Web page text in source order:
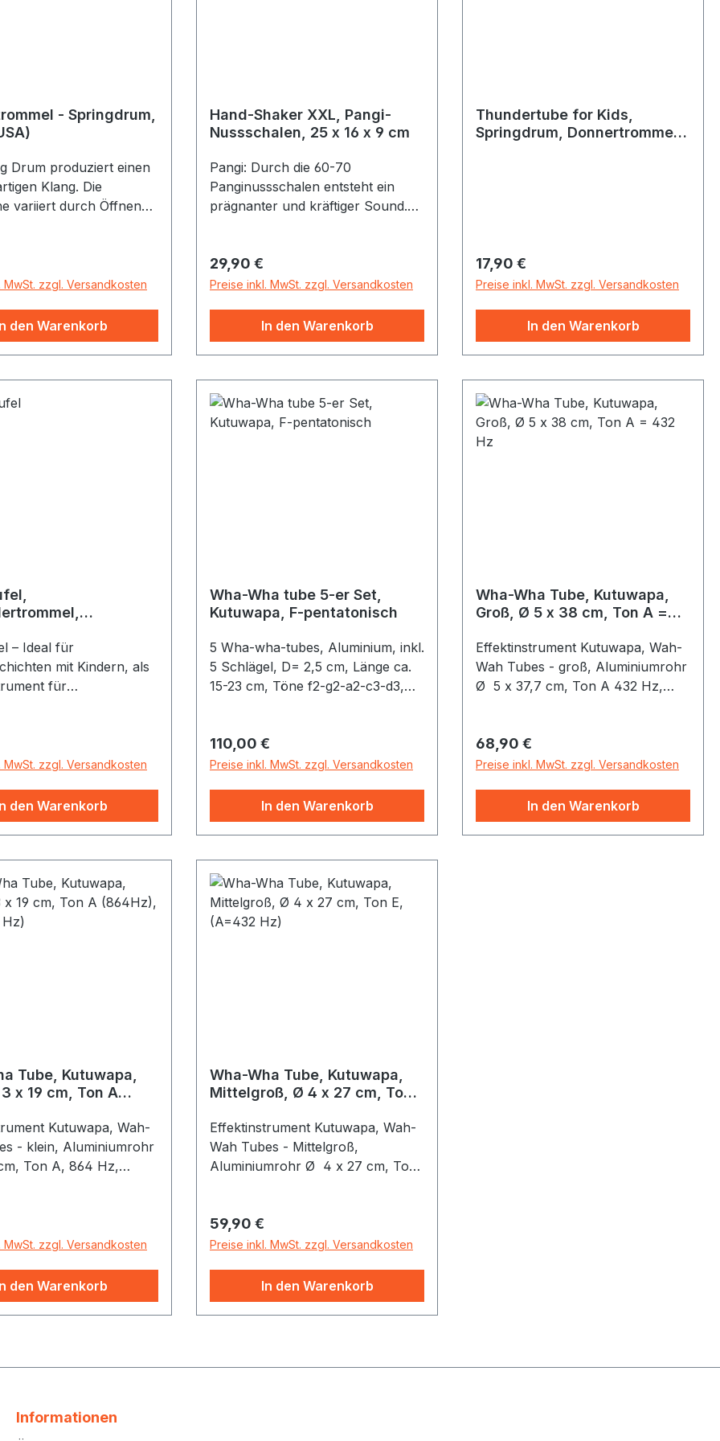
- Springdrum,
Drum produziert einen
Klang. Die
variiert durch Öffnen
Preis:
MwSt. zzgl. Versandkosten
den Warenkorb
Hand-Shaker XXL, Pangi-
Nussschalen, 25 x 16 x 9 cm
Pangi: Durch die 60-70
Panginussschalen entsteht ein
prägnanter und kräftiger Sound.
aufgefädelt.
Regulärer Preis:
29,90 €
Preise inkl. MwSt. zzgl. Versandkosten
In den Warenkorb
Thundertube for Kids,
Springdrum, Donnertrommel
Regulärer Preis:
17,90 €
Preise inkl. MwSt. zzgl. Versandkosten
In den Warenkorb
– Ideal für
mit Kindern, als
für
gleichzeitiges Spannen
Saite entsteht ein
oder mal läßt den
einfach am Stab durch
Korpus
und Nylonsaite
5 cm x ø 4,5 cm
Preis:
MwSt. zzgl. Versandkosten
den Warenkorb
Wha-Wha tube 5-er Set,
Kutuwapa, F-pentatonisch
5 Wha-wha-tubes, Aluminium, inkl.
5 Schlägel, D= 2,5 cm, Länge ca.
15-23 cm, Töne f2-g2-a2-c3-d3,
Regulärer Preis:
110,00 €
Preise inkl. MwSt. zzgl. Versandkosten
In den Warenkorb
Wha-Wha Tube, Kutuwapa,
Groß, Ø 5 x 38 cm, Ton A =
Effektinstrument Kutuwapa, Wah-
Wah Tubes - groß, Aluminiumrohr
Ø 5 x 37,7 cm, Ton A 432 Hz,
Regulärer Preis:
68,90 €
Preise inkl. MwSt. zzgl. Versandkosten
In den Warenkorb
Tube, Kutuwapa,
x 19 cm, Ton A
Kutuwapa, Wah-
- klein, Aluminiumrohr
Ton A, 864 Hz,
Preis:
MwSt. zzgl. Versandkosten
den Warenkorb
Wha-Wha Tube, Kutuwapa,
Mittelgroß, Ø 4 x 27 cm, Ton
Effektinstrument Kutuwapa, Wah-
Wah Tubes - Mittelgroß,
Aluminiumrohr Ø 4 x 27 cm, Ton
Regulärer Preis:
59,90 €
Preise inkl. MwSt. zzgl. Versandkosten
In den Warenkorb
Informationen